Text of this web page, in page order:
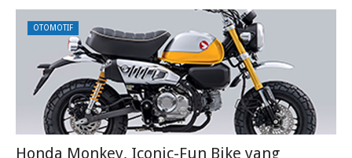
OTOMOTIF
Honda Monkey, Iconic-Fun Bike yang